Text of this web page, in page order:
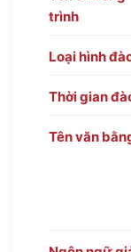
trình
Loại hình
Thời gian
Tên văn